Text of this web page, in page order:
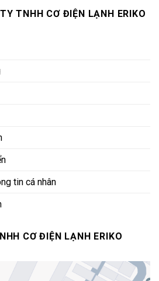
TNHH CƠ ĐIỆN LẠNH ERIKO
tin cá nhân
CƠ ĐIỆN LẠNH ERIKO